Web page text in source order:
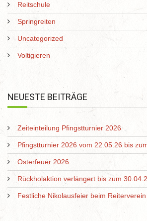
Reitschule
Springreiten
Uncategorized
Voltigieren
NEUESTE BEITRÄGE
Zeiteinteilung Pfingstturnier 2026
Pfingstturnier 2026 vom 22.05.26 bis
Osterfeuer 2026
Rückholaktion verlängert bis zum
Festliche Nikolausfeier beim